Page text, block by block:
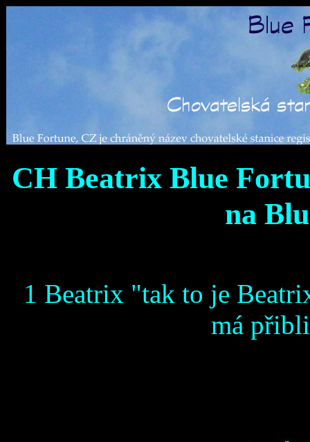
CH Beatrix Blue
na
1 Beatrix "tak to je
má